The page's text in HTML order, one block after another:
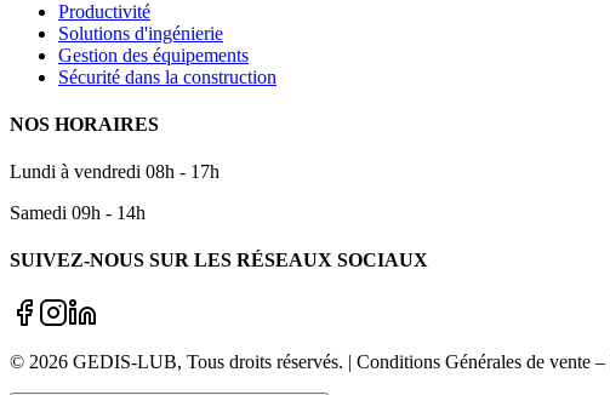
Productivité
Solutions d'ingénierie
Gestion des équipements
Sécurité dans la construction
NOS HORAIRES
Lundi à vendredi 08h - 17h
Samedi 09h - 14h
SUIVEZ-NOUS SUR LES RÉSEAUX SOCIAUX
© 2026 GEDIS-LUB, Tous droits réservés. | Conditions Générales de vente